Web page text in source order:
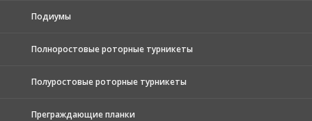
Подиумы
Полноростовые роторные турникеты
Полуростовые роторные турникеты
Преграждающие планки